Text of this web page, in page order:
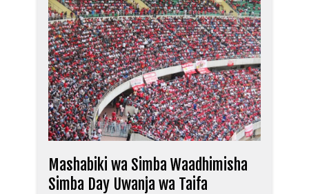
Mashabiki wa Simba Waadhimisha
Simba Day Uwanja wa Taifa